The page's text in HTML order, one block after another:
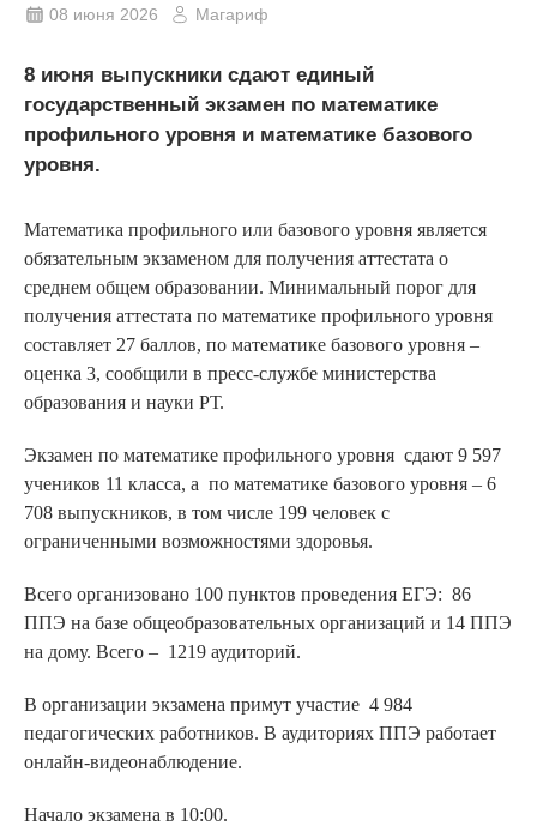
08 июня 2026 Магариф
8 июня выпускники сдают единый
государственный экзамен по математике
профильного уровня и математике базового
уровня.
Математика профильного или базового уровня является
обязательным экзаменом для получения аттестата о
среднем общем образовании. Минимальный порог для
получения аттестата по математике профильного уровня
составляет 27 баллов, по математике базового уровня –
оценка 3, сообщили в пресс-службе министерства
образования и науки РТ.
Экзамен по математике профильного уровня сдают 9 597
учеников 11 класса, а по математике базового уровня – 6
708 выпускников, в том числе 199 человек с
ограниченными возможностями здоровья.
Всего организовано 100 пунктов проведения ЕГЭ: 86
ППЭ на базе общеобразовательных организаций и 14 ППЭ
на дому. Всего – 1219 аудиторий.
В организации экзамена примут участие 4 984
педагогических работников. В аудиториях ППЭ работает
онлайн-видеонаблюдение.
Начало экзамена в 10:00.